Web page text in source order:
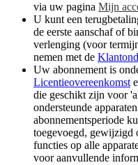
via uw pagina Mijn
U kunt een
de eerste aanschaf of
verlenging (voor
nemen met de
Uw abonnement is
Licentieovereenkomst
die geschikt zijn voor
ondersteunde
abonnementsperiode
toegevoegd,
functies op alle
voor aanvullende